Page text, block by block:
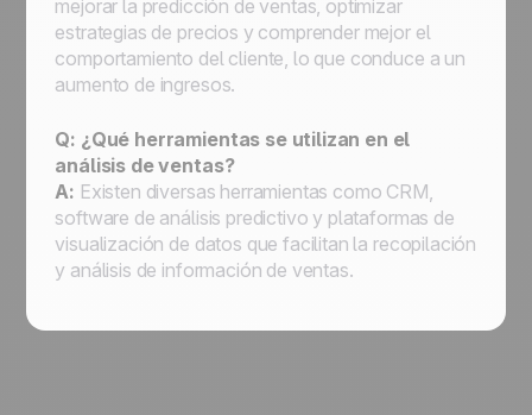
mejorar la predicción de ventas, optimizar
estrategias de precios y comprender mejor el
comportamiento del cliente, lo que conduce a un
aumento de ingresos.
Q: ¿Qué herramientas se utilizan en el
análisis de ventas?
A: Existen diversas herramientas como CRM,
software de análisis predictivo y plataformas de
visualización de datos que facilitan la recopilación
y análisis de información de ventas.